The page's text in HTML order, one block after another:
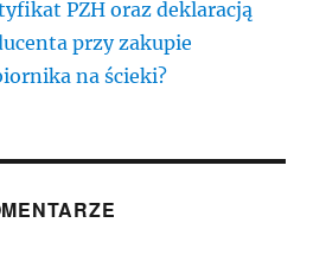
PZH oraz deklaracją
przy zakupie
na ścieki?